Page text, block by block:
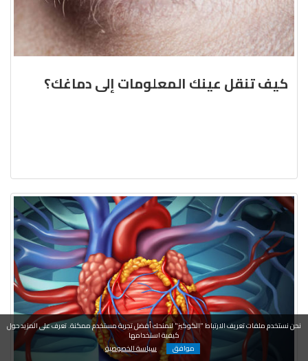
كيف تنقل عينك المعلومات إلى دماغك؟
نحن نستخدم ملفات تعريف الارتباط "الكوكيز" لنمنحك أفضل تجربة مستخدم ممكنة. تعرف على المزيد حول
كيفية استخدامها
موافق
سياسة الخصوصية